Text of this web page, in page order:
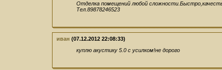
Отделка помещений любой
Тел.89878246523
иван (07.12.2012 22:08:33)
куплю акустику 5.0 с усилком!не дорого